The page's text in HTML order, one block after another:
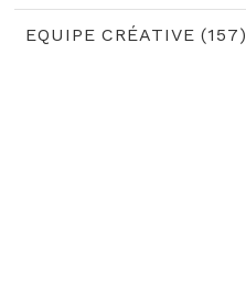
EQUIPE CRÉATIVE (157)